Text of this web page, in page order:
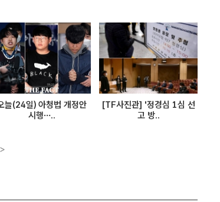
늘(24일) 아청법 개정안
시행…..
[TF사진관] '정경심 1심 선
고 방..